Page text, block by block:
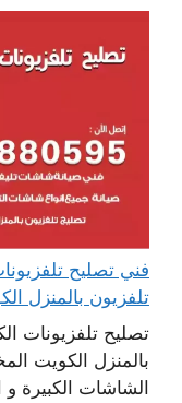
تلفزيون بالمنزل
تصليح تلفزيونات
بالمنزل الكويت
الشاشات الكبيرة